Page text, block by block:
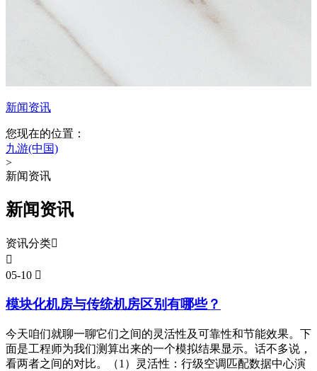
新闻资讯
您现在的位置：
九游(中国)
>
新闻资讯
新闻资讯
资讯分类

05-10 
模块化机房与传统机房区别有哪些？
今天咱们就聊一聊它们之间的灵活性及可靠性和节能效果。下
面是工程师为我们测算出来的一个模拟结果显示。话不多说，
看两者之间的对比。（1）灵活性：行级空调匹配数据中心演